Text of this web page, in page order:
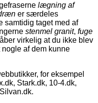
lægning af
er særdeles
samtidig taget med af
stenmel granit, fuge
virkelig at du ikke blev
af dem kunne
for eksempel
Stark.dk, 10-4.dk,